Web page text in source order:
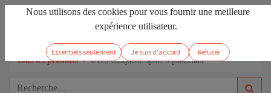
Se connecter FR
Tous les produits U115 Casquette sport 5 panneaux
Nous utilisons des cookies pour vous fournir une meilleure
expérience utilisateur.
Essentiels seulement Je suis d'accord Refuser